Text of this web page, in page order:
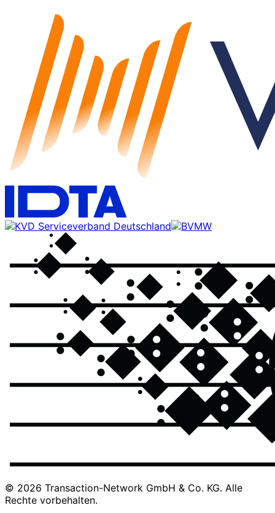
© 2026 Transaction-Network GmbH & Co. KG. Alle
Rechte vorbehalten.